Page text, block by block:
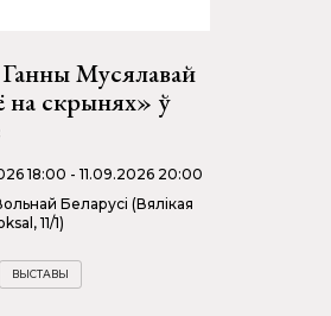
Мусялавай
скрынях» ў
18:00 - 11.09.2026 20:00
Беларусі (Вялікая
11/1)
ВЫСТАВЫ